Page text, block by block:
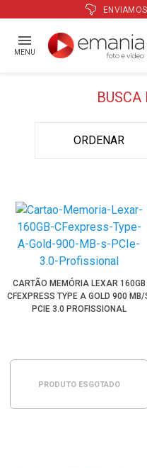
MENU
BUSCA
ORDENAR
CARTÃO MEMÓRIA LEXAR 160GB
CFEXPRESS TYPE A GOLD 900 MB/
PCIE 3.0 PROFISSIONAL
PRODUTO ESGOTADO